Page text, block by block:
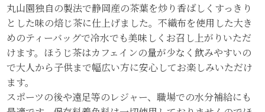
丸山園独自の製法で静岡産の茶葉を炒り香ばしくすっきり
とした味の焙じ茶に仕上げました。不織布を使用した大き
めのティーバッグで冷水でも美味しくお召し上がりいただ
けます。ほうじ茶はカフェインの量が少なく飲みやすいの
で大人から子供まで幅広い方に安心してお楽しみいただけ
ます。
スポーツの後や遠足等のレジャー、職場での水分補給にも